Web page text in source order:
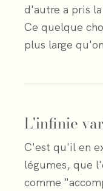
d'autre a pris
Ce quelque
plus large
L'infinie
C'est qu'il en
légumes, que
comme